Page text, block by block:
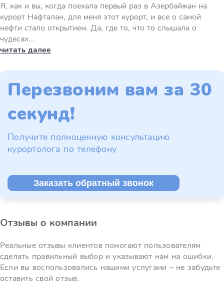
Я, как и вы, когда поехала первый раз в Азербайжан на
курорт Нафталан, для меня этот курорт, и все о самой
нефти стало открытием. Да, где то, что то слышала о
чудесах...
читать далее
Перезвоним вам за 30
секунд!
Получите полноценную консультацию
курортолога по телефону
Заказать обратный звонок
Отзывы о компании
Реальные отзывы клиентов помогают пользователям
сделать правильный выбор и указывают нам на ошибки.
Если вы воспользовались нашими услугами – не забудьте
оставить свой отзыв.